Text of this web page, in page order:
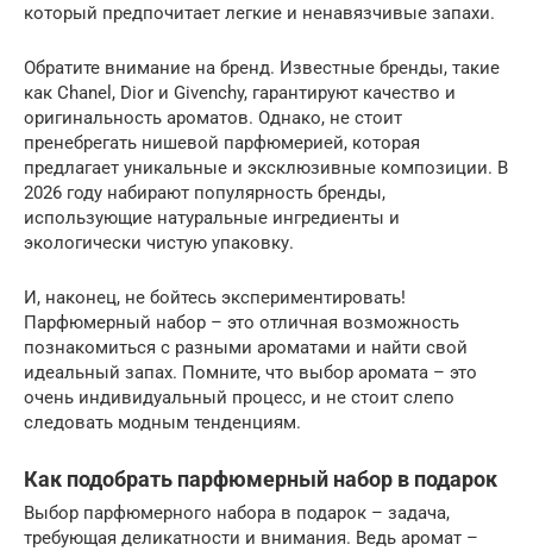
который предпочитает легкие и ненавязчивые запахи.
Обратите внимание на бренд. Известные бренды, такие
как Chanel, Dior и Givenchy, гарантируют качество и
оригинальность ароматов. Однако, не стоит
пренебрегать нишевой парфюмерией, которая
предлагает уникальные и эксклюзивные композиции. В
2026 году набирают популярность бренды,
использующие натуральные ингредиенты и
экологически чистую упаковку.
И, наконец, не бойтесь экспериментировать!
Парфюмерный набор – это отличная возможность
познакомиться с разными ароматами и найти свой
идеальный запах. Помните, что выбор аромата – это
очень индивидуальный процесс, и не стоит слепо
следовать модным тенденциям.
Как подобрать парфюмерный набор в подарок
Выбор парфюмерного набора в подарок – задача,
требующая деликатности и внимания. Ведь аромат –